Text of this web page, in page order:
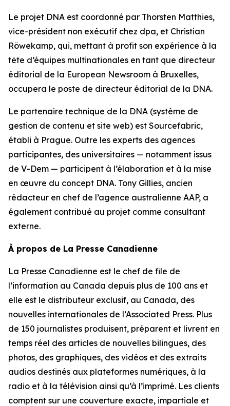
Le projet DNA est coordonné par Thorsten Matthies,
vice-président non exécutif chez dpa, et Christian
Röwekamp, qui, mettant à profit son expérience à la
tête d’équipes multinationales en tant que directeur
éditorial de la European Newsroom à Bruxelles,
occupera le poste de directeur éditorial de la DNA.
Le partenaire technique de la DNA (système de
gestion de contenu et site web) est Sourcefabric,
établi à Prague. Outre les experts des agences
participantes, des universitaires — notamment issus
de V-Dem — participent à l’élaboration et à la mise
en œuvre du concept DNA. Tony Gillies, ancien
rédacteur en chef de l’agence australienne AAP, a
également contribué au projet comme consultant
externe.
À propos de La Presse Canadienne
La Presse Canadienne est le chef de file de
l’information au Canada depuis plus de 100 ans et
elle est le distributeur exclusif, au Canada, des
nouvelles internationales de l’Associated Press. Plus
de 150 journalistes produisent, préparent et livrent en
temps réel des articles de nouvelles bilingues, des
photos, des graphiques, des vidéos et des extraits
audios destinés aux plateformes numériques, à la
radio et à la télévision ainsi qu’à l’imprimé. Les clients
comptent sur une couverture exacte, impartiale et